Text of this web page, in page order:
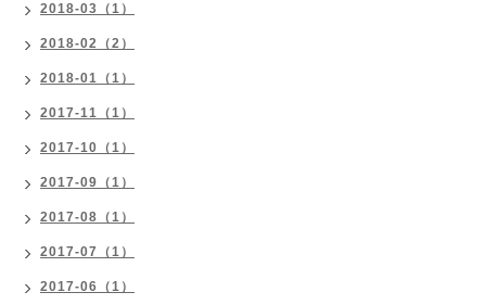
2018-03（1）
2018-02（2）
2018-01（1）
2017-11（1）
2017-10（1）
2017-09（1）
2017-08（1）
2017-07（1）
2017-06（1）